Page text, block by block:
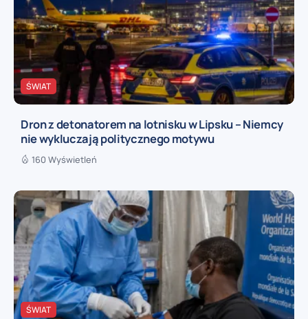
ŚWIAT
Dron z detonatorem na lotnisku w Lipsku – Niemcy
nie wykluczają politycznego motywu
160 Wyświetleń
ŚWIAT